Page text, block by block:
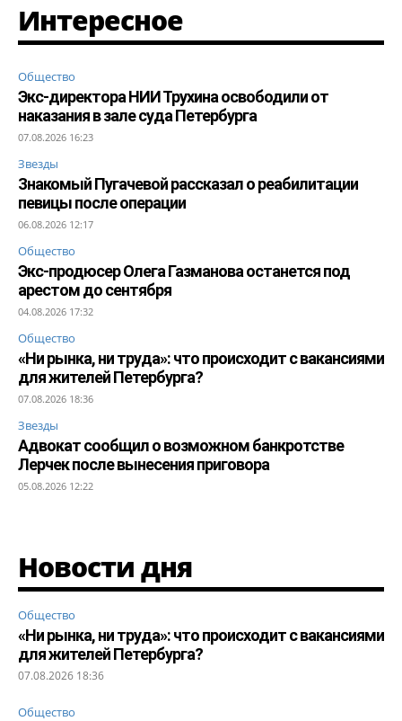
Интересное
Общество
Экс-директора НИИ Трухина освободили от
наказания в зале суда Петербурга
07.08.2026 16:23
Звезды
Знакомый Пугачевой рассказал о реабилитации
певицы после операции
06.08.2026 12:17
Общество
Экс-продюсер Олега Газманова останется под
арестом до сентября
04.08.2026 17:32
Общество
«Ни рынка, ни труда»: что происходит с вакансиями
для жителей Петербурга?
07.08.2026 18:36
Звезды
Адвокат сообщил о возможном банкротстве
Лерчек после вынесения приговора
05.08.2026 12:22
Новости дня
Общество
«Ни рынка, ни труда»: что происходит с вакансиями
для жителей Петербурга?
07.08.2026 18:36
Общество